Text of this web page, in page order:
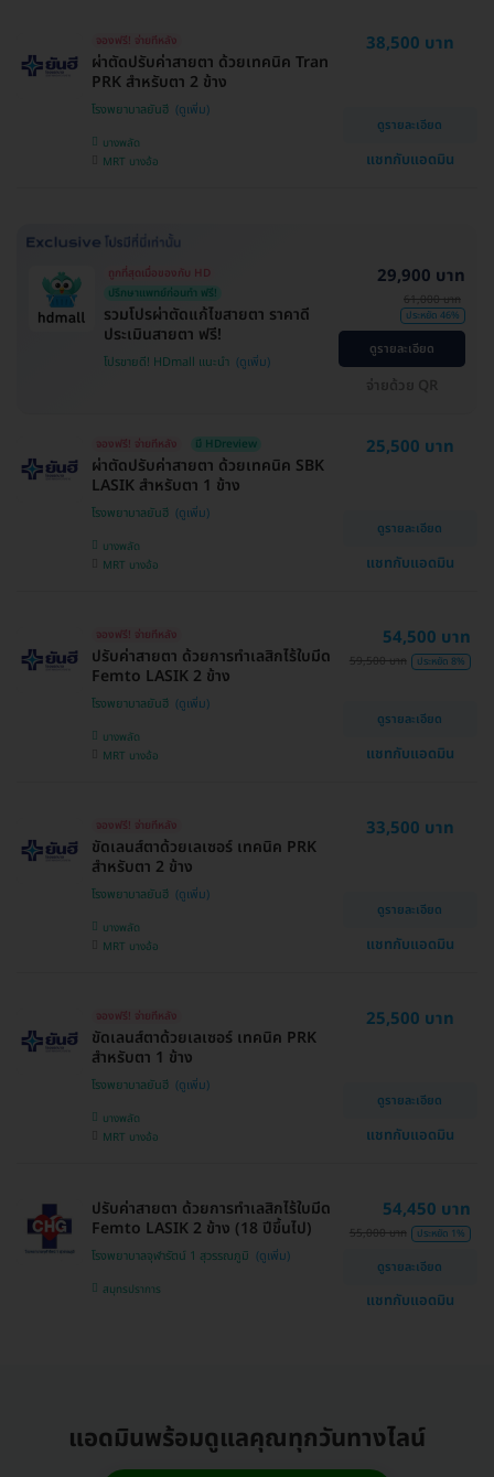
จองฟรี! จ่ายทีหลัง
ผ่าตัดปรับค่าสายตา ด้วยเทคนิค Tran
PRK สำหรับตา 2 ข้าง
โรงพยาบาลยันฮี
บางพลัด
MRT บางอ้อ
38,500 บาท
ดูรายละเอียด
แชทกับแอดมิน
ถูกที่สุดเมื่อของกับ HD
ปรึกษาแพทย์ก่อนทำ ฟรี!
รวมโปรผ่าตัดแก้ไขสายตา ราคาดี
ประเมินสายตา ฟรี!
โปรขายดี! HDmall แนะนำ
29,900 บาท
61,000 บาท
ประหยัด 46%
ดูรายละเอียด
จองฟรี! จ่ายทีหลัง มี HDreview
ผ่าตัดปรับค่าสายตา ด้วยเทคนิค SBK
LASIK สำหรับตา 1 ข้าง
โรงพยาบาลยันฮี
บางพลัด
MRT บางอ้อ
25,500 บาท
ดูรายละเอียด
แชทกับแอดมิน
จองฟรี! จ่ายทีหลัง
ปรับค่าสายตา ด้วยการทำเลสิกไร้ใบมีด
Femto LASIK 2 ข้าง
โรงพยาบาลยันฮี
บางพลัด
MRT บางอ้อ
54,500 บาท
59,500 บาท ประหยัด 8%
ดูรายละเอียด
แชทกับแอดมิน
จองฟรี! จ่ายทีหลัง
ขัดเลนส์ตาด้วยเลเซอร์ เทคนิค PRK
สำหรับตา 2 ข้าง
โรงพยาบาลยันฮี
บางพลัด
MRT บางอ้อ
33,500 บาท
ดูรายละเอียด
แชทกับแอดมิน
จองฟรี! จ่ายทีหลัง
ขัดเลนส์ตาด้วยเลเซอร์ เทคนิค PRK
สำหรับตา 1 ข้าง
โรงพยาบาลยันฮี
บางพลัด
MRT บางอ้อ
25,500 บาท
ดูรายละเอียด
แชทกับแอดมิน
ปรับค่าสายตา ด้วยการทำเลสิกไร้ใบมีด
Femto LASIK 2 ข้าง (18 ปีขึ้นไป)
โรงพยาบาลจุฬารัตน์ 1 สุวรรณภูมิ
สมุทรปราการ
54,450 บาท
55,000 บาท ประหยัด 1%
ดูรายละเอียด
แชทกับแอดมิน
แอดมินพร้อมดูแลคุณทุกวันทางไลน์